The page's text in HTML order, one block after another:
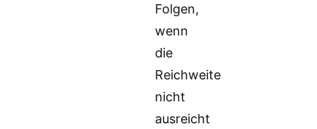
Folgen,
wenn
die
Reichweite
nicht
ausreicht